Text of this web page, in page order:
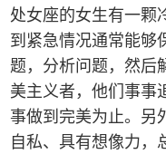
处女座的女生有一颗
到紧急情况通常能够
题，分析问题，然后
美主义者，他们事事
事做到完美为止。另
自私、具有想像力，